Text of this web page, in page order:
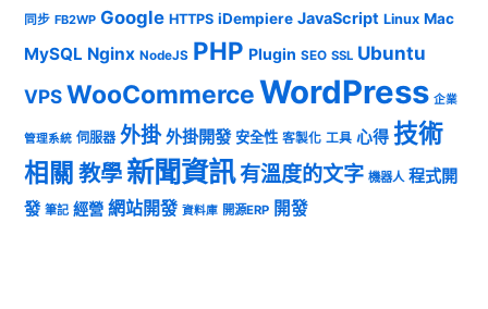
同步 FB2WP Google HTTPS iDempiere JavaScript Linux Mac
MySQL Nginx NodeJS PHP Plugin SEO SSL Ubuntu
VPSWooCommerceWordPress 企業
管理系統 伺服器 外掛 外掛開發 安全性 客製化 工具 心得 技術
相關 教學 新聞資訊有溫度的文字 機器人 程式開
發 筆記 經營 網站開發 資料庫 開源ERP 開發